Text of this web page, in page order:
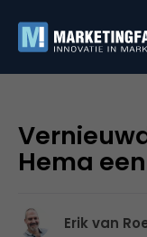
Hema
Erik van